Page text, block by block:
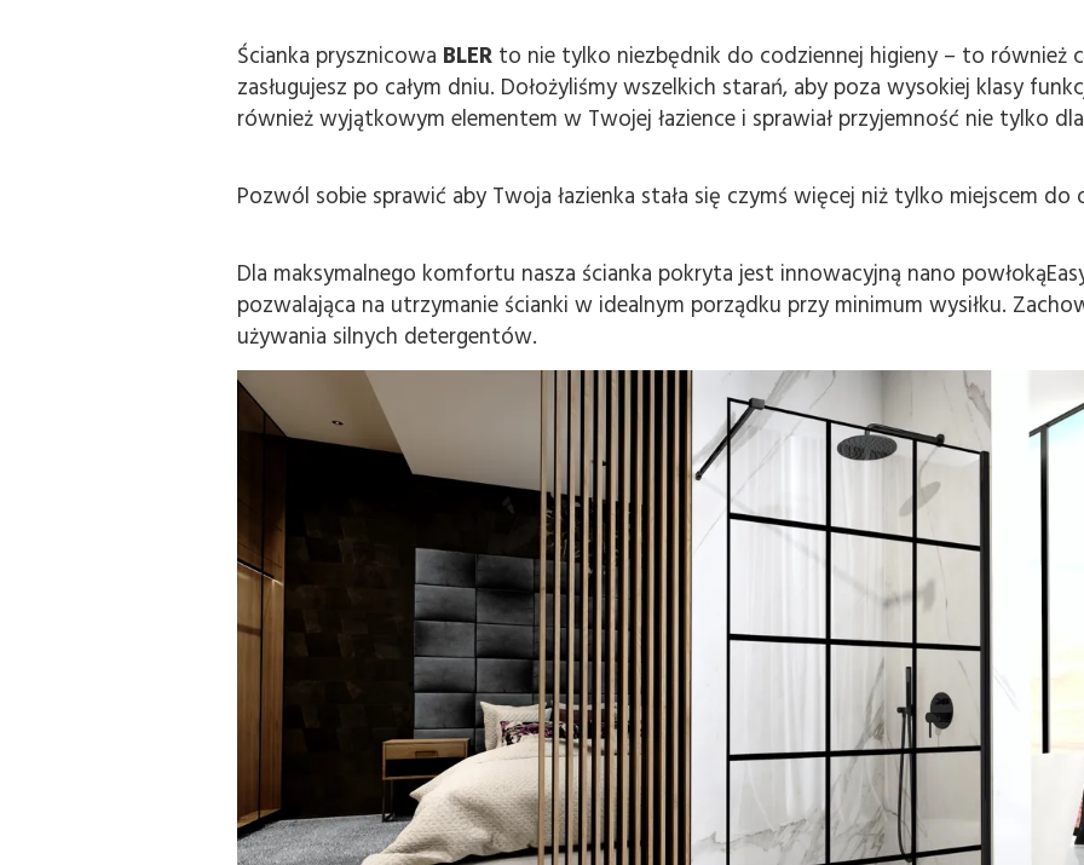
Ścianka prysznicowa BLER to nie tylko niezbędnik do codziennej higieny – to również
zasługujesz po całym dniu. Dołożyliśmy wszelkich starań, aby poza wysokiej klasy
również wyjątkowym elementem w Twojej łazience i sprawiał przyjemność nie tylko
Pozwól sobie sprawić aby Twoja łazienka stała się czymś więcej niż tylko miejscem do
Dla maksymalnego komfortu nasza ścianka pokryta jest innowacyjną nano
pozwalająca na utrzymanie ścianki w idealnym porządku przy minimum wysiłku.
używania silnych detergentów.